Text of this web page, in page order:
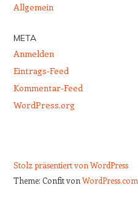
Allgemein
META
Anmelden
Eintrags-Feed
Kommentar-Feed
WordPress.org
Stolz präsentiert von WordPress
Theme: Confit von WordPress.com